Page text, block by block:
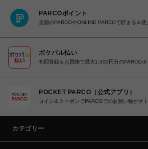
PARCOポイント
全国のPARCOやONLINE PARCOで貯まる＆使
ポケパル払い
初回登録＆お買物で最大1,500円分のPARCOポ
POCKET PARCO（公式アプリ）
コイン＆クーポンでPARCOでのお買い物がオ
カテゴリー